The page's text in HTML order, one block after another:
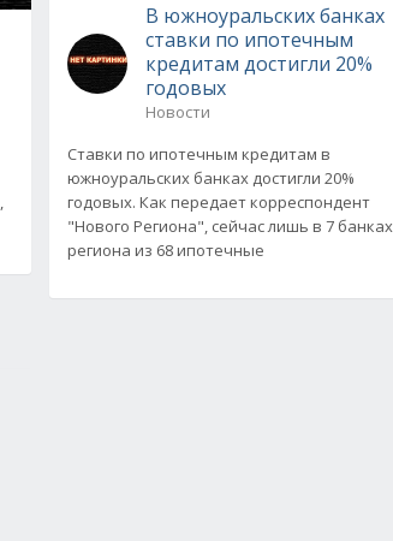
В южноуральских банках
ставки по ипотечным
кредитам достигли 20%
годовых
Новости
Ставки по ипотечным кредитам в
южноуральских банках достигли 20%
годовых. Как передает корреспондент
"Нового Региона", сейчас лишь в 7 банках
региона из 68 ипотечные